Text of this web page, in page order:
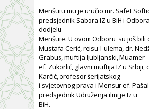
Menšuru mu je uručio mr. Safet
predsjednik Sabora IZ u BiH i
dodjelu
Menšure. U ovom Odboru su još bili
Mustafa Cerić, reisu-l-ulema, dr.
Grabus, muftija ljubljanski, Muamer
ef. Zukorlić, glavni muftija IZ u Srbiji,
Karčić, profesor šerijatskog
i svjetovnog prava i Mensur ef.
predsjednik Udruženja ilmijje Iz u
BiH.